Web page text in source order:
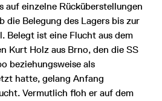
auf einzelne Rücküberstellungen
die Belegung des Lagers bis zur
Belegt ist eine Flucht aus dem
Kurt Holz aus Brno, den die SS
beziehungsweise als
hatte, gelang Anfang
Vermutlich floh er auf dem